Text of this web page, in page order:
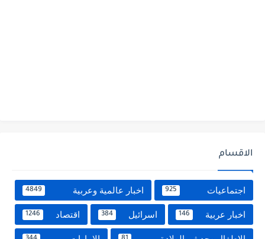
الاقسام
اجتماعيات 925 اخبار عالمية وعربية 4849
اخبار عربية 146 اسرائيل 384 اقتصاد 1246